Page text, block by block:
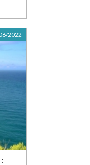
2022